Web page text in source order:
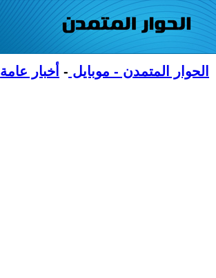
الحوار المتمدن - موبايل - أخبار عامة